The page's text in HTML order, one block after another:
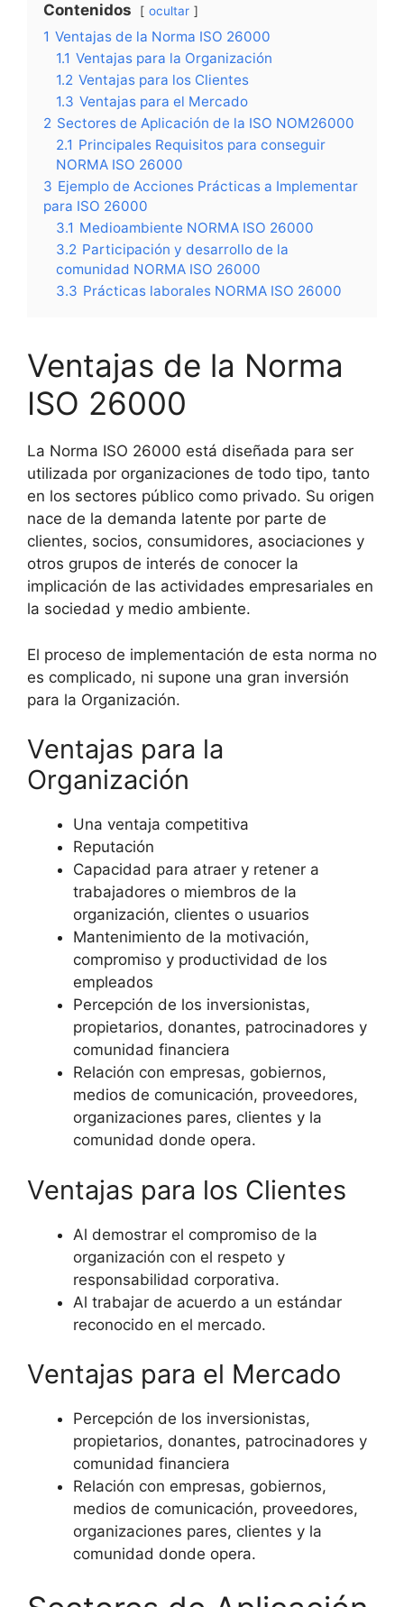
Contenidos ocultar
1 Ventajas de la Norma ISO 26000
1.1 Ventajas para la Organización
1.2 Ventajas para los Clientes
1.3 Ventajas para el Mercado
2 Sectores de Aplicación de la ISO NOM26000
2.1 Principales Requisitos para conseguir
NORMA ISO 26000
3 Ejemplo de Acciones Prácticas a Implementar
para ISO 26000
3.1 Medioambiente NORMA ISO 26000
3.2 Participación y desarrollo de la
comunidad NORMA ISO 26000
3.3 Prácticas laborales NORMA ISO 26000
Ventajas de la Norma
ISO 26000
La Norma ISO 26000 está diseñada para ser
utilizada por organizaciones de todo tipo, tanto
en los sectores público como privado. Su origen
nace de la demanda latente por parte de
clientes, socios, consumidores, asociaciones y
otros grupos de interés de conocer la
implicación de las actividades empresariales en
la sociedad y medio ambiente.
El proceso de implementación de esta norma no
es complicado, ni supone una gran inversión
para la Organización.
Ventajas para la
Organización
Una ventaja competitiva
Reputación
Capacidad para atraer y retener a
trabajadores o miembros de la
organización, clientes o usuarios
Mantenimiento de la motivación,
compromiso y productividad de los
empleados
Percepción de los inversionistas,
propietarios, donantes, patrocinadores y
comunidad financiera
Relación con empresas, gobiernos,
medios de comunicación, proveedores,
organizaciones pares, clientes y la
comunidad donde opera.
Ventajas para los Clientes
Al demostrar el compromiso de la
organización con el respeto y
responsabilidad corporativa.
Al trabajar de acuerdo a un estándar
reconocido en el mercado.
Ventajas para el Mercado
Percepción de los inversionistas,
propietarios, donantes, patrocinadores y
comunidad financiera
Relación con empresas, gobiernos,
medios de comunicación, proveedores,
organizaciones pares, clientes y la
comunidad donde opera.